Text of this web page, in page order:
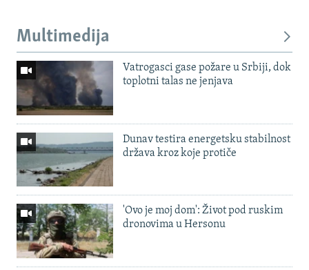
Multimedija
Vatrogasci gase požare u Srbiji, dok
toplotni talas ne jenjava
Dunav testira energetsku stabilnost
država kroz koje protiče
'Ovo je moj dom': Život pod ruskim
dronovima u Hersonu